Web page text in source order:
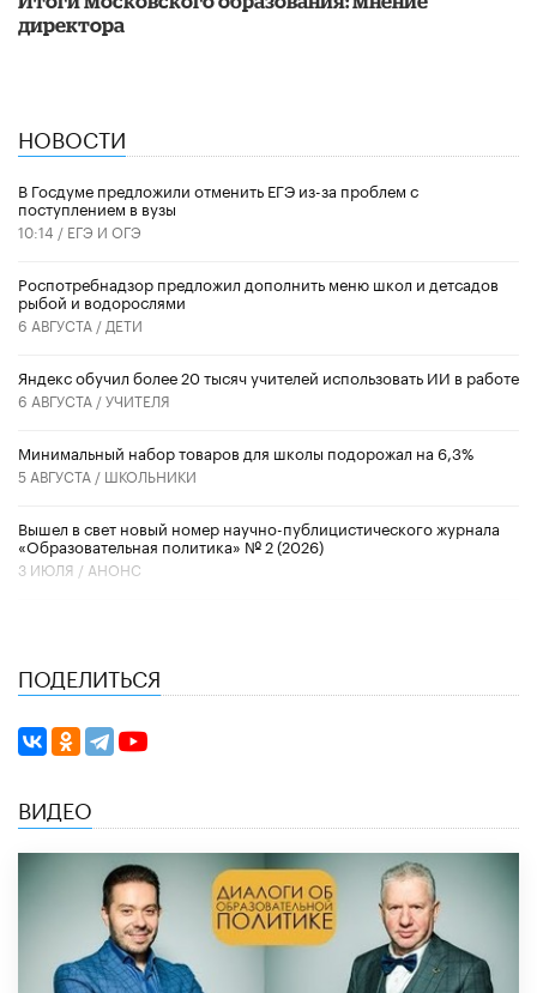
директора
НОВОСТИ
В Госдуме предложили отменить ЕГЭ из-за проблем с
поступлением в вузы
10:14 / ЕГЭ И ОГЭ
Роспотребнадзор предложил дополнить меню школ и детсадов
рыбой и водорослями
6 АВГУСТА / ДЕТИ
​Яндекс обучил более 20 тысяч учителей использовать ИИ в работе
6 АВГУСТА /УЧИТЕЛЯ
Минимальный набор товаров для школы подорожал на 6,3%
5 АВГУСТА / ШКОЛЬНИКИ
Вышел в свет новый номер научно-публицистического журнала
«Образовательная политика» № 2 (2026)
3 ИЮЛЯ / АНОНС
ПОДЕЛИТЬСЯ
ВИДЕО